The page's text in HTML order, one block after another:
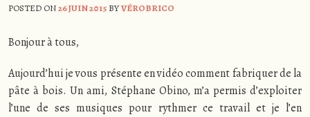
content
POSTED ON26 JUIN 2015 BYVÉROBRICO
Bonjour à tous,
Aujourd’hui je vous présente en vidéo comment fabriquer de la
pâte à bois. Un ami, Stéphane Obino, m’a permis d’exploiter
l’une de ses musiques pour rythmer ce travail et je l’en